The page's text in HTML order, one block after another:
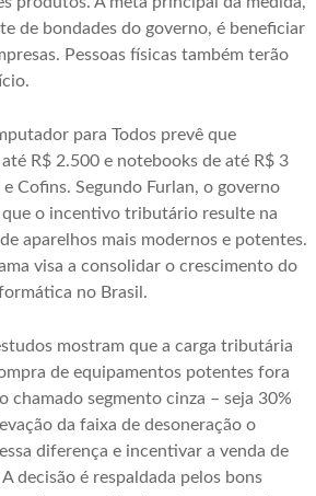
de bondades do governo, é beneficiar
Pessoas físicas também terão
para Todos prevê que
R$ 2.500 e notebooks de até R$ 3
Cofins. Segundo Furlan, o governo
o incentivo tributário resulte na
aparelhos mais modernos e potentes.
visa a consolidar o crescimento do
no Brasil.
mostram que a carga tributária
de equipamentos potentes fora
chamado segmento cinza – seja 30%
da faixa de desoneração o
diferença e incentivar a venda de
decisão é respaldada pelos bons